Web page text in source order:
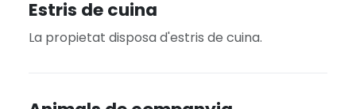
Estris de cuina
La propietat disposa d'estris de cuina.